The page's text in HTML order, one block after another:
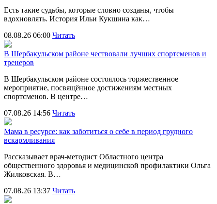
Есть такие судьбы, которые словно созданы, чтобы
вдохновлять. История Ильи Кукшина как…
08.08.26 06:00 Читать
В Шербакульском районе чествовали лучших спортсменов и
тренеров
В Шербакульском районе состоялось торжественное
мероприятие, посвящённое достижениям местных
спортсменов. В центре…
07.08.26 14:56 Читать
Мама в ресурсе: как заботиться о себе в период грудного
вскармливания
Рассказывает врач-методист Областного центра
общественного здоровья и медицинской профилактики Ольга
Жилковская. В…
07.08.26 13:37 Читать